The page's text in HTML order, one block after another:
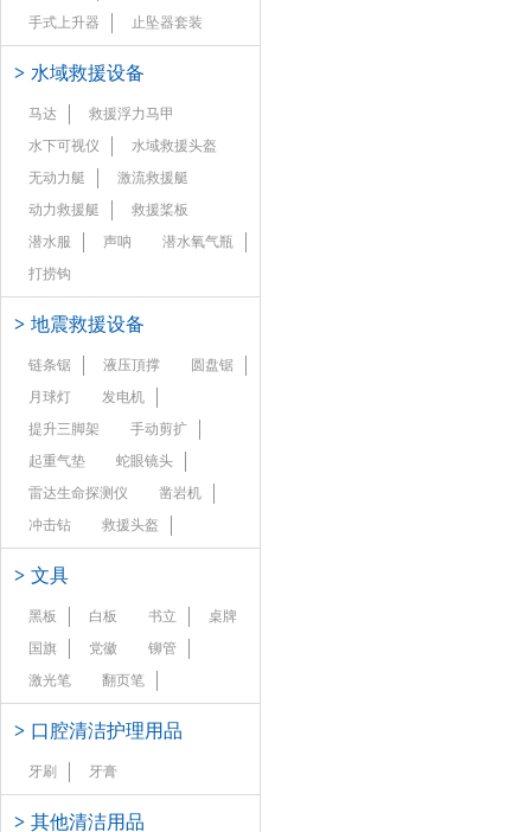
手式上升器
止坠器套装
> 水域救援设备
马达
救援浮力马甲
水下可视仪
水域救援头盔
无动力艇
激流救援艇
动力救援艇
救援桨板
潜水服
声呐
潜水氧气瓶
打捞钩
> 地震救援设备
链条锯 液压頂撑
圆盘锯
月球灯
发电机
提升三脚架
手动剪扩
起重气垫
蛇眼镜头
雷达生命探测仪
凿岩机
冲击钻
救援头盔
> 文具
黑板 白板 书立
桌牌
国旗
党徽
铆管
激光笔
翻页笔
> 口腔清洁护理用品
牙刷 牙膏
> 其他清洁用品